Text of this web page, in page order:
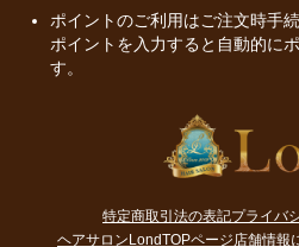
ポイントのご利用はご注文時手
ポイントを入力すると自動的に
す。
特定商取引法の表記プライバ
ヘアサロンLondTOPページ店舗情報